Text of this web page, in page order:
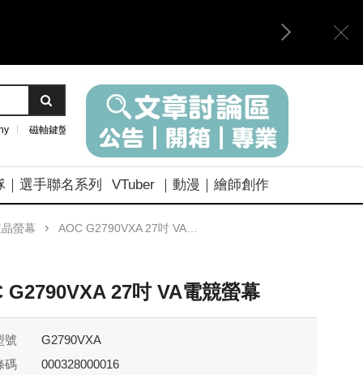
磁軸鍵盤
｜選手聯名系列 VTuber ｜動漫｜繪師創作
螢幕 AOC G2790VXA 27吋 VA電競螢幕
G2790VXA 27吋 VA電競螢幕
號
G2790VXA
碼
000328000016